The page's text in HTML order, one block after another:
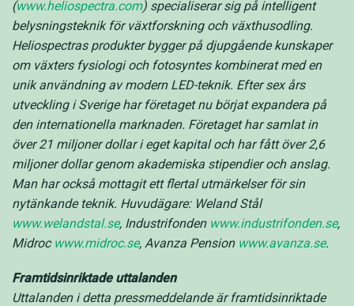
(www.heliospectra.com) specialiserar sig på intelligent
belysningsteknik för växtforskning och växthusodling.
Heliospectras produkter bygger på djupgående kunskaper
om växters fysiologi och fotosyntes kombinerat med en
unik användning av modern LED-teknik. Efter sex års
utveckling i Sverige har företaget nu börjat expandera på
den internationella marknaden. Företaget har samlat in
över 21 miljoner dollar i eget kapital och har fått över 2,6
miljoner dollar genom akademiska stipendier och anslag.
Man har också mottagit ett flertal utmärkelser för sin
nytänkande teknik. Huvudägare: Weland Stål
www.welandstal.se, Industrifonden www.industrifonden.se,
Midroc www.midroc.se, Avanza Pension www.avanza.se.
Framtidsinriktade uttalanden
Uttalanden i detta pressmeddelande är framtidsinriktade